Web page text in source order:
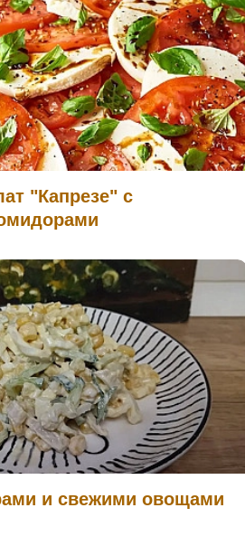
"Капрезе" с
и свежими овощами